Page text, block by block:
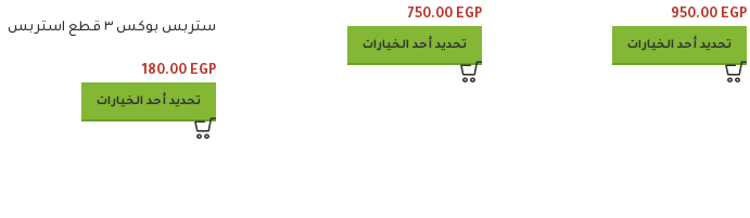
950.00 EGP
تحديد أحد الخيارات
750.00 EGP
تحديد أحد الخيارات
ستربس بوكس ٣ قطع استربس
180.00 EGP
تحديد أحد الخيارات